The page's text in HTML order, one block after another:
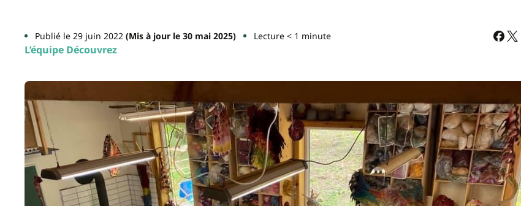
Publié le 29 juin 2022 (Mis à jour le 30 mai 2025) Lecture < 1 minute
L’équipe Découvrez